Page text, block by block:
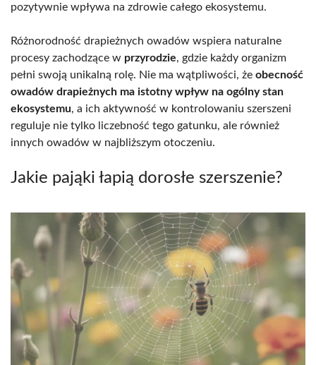
pozytywnie wpływa na zdrowie całego ekosystemu.
Różnorodność drapieżnych owadów wspiera naturalne
procesy zachodzące w przyrodzie, gdzie każdy organizm
pełni swoją unikalną rolę. Nie ma wątpliwości, że obecność
owadów drapieżnych ma istotny wpływ na ogólny stan
ekosystemu, a ich aktywność w kontrolowaniu szerszeni
reguluje nie tylko liczebność tego gatunku, ale również
innych owadów w najbliższym otoczeniu.
Jakie pająki łapią dorosłe szerszenie?